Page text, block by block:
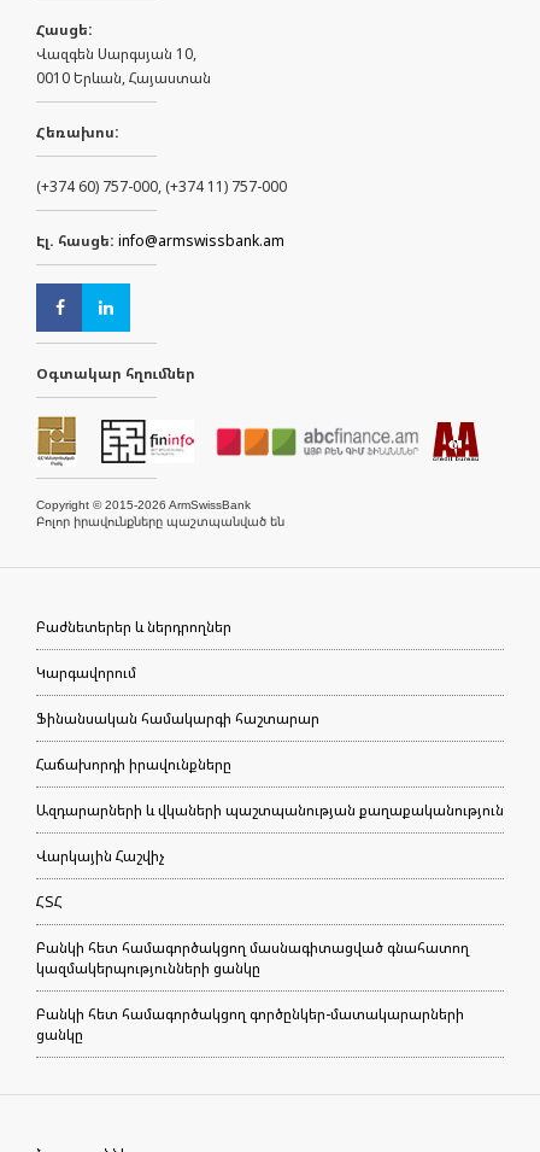
Հասցե:
Վազգեն Սարգսյան 10,
0010 Երևան, Հայաստան
Հեռախոս:
(+374 60) 757-000, (+374 11) 757-000
Էլ. հասցե: info@armswissbank.am
Օգտակար հղումներ
Copyright © 2015-2026 ArmSwissBank
Բոլոր իրավունքները պաշտպանված են
Բաժնետերեր և ներդրողներ
Կարգավորում
Ֆինանսական համակարգի հաշտարար
Հաճախորդի իրավունքները
Ազդարարների և վկաների պաշտպանության քաղաքականություն
Վարկային Հաշվիչ
ՀՏՀ
Բանկի հետ համագործակցող մասնագիտացված գնահատող
կազմակերպությունների ցանկը
Բանկի հետ համագործակցող գործընկեր-մատակարարների
ցանկը